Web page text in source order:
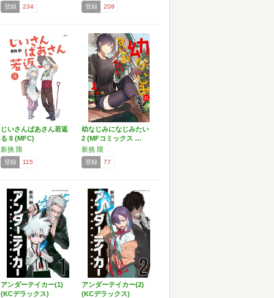
登録 234 登録 208
じいさんばあさん若返
る 8 (MFC)
新挑 限
登録 115
幼なじみになじみたい
2 (MFコミックス …
新挑 限
登録 77
アンダーテイカー(1)
(KCデラックス)
アンダーテイカー(2)
(KCデラックス)